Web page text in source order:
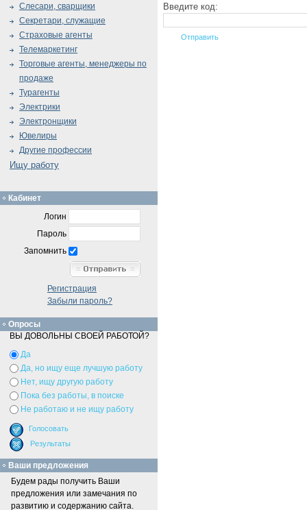
Введите код:
Слесари, сварщики
Секретари, служащие
Страховые агенты
Телемаркетинг
Торговые агенты, менеджеры по
продаже
Турагенты
Электрики
Электронщики
Ювелиры
Другие профессии
Ищу работу
Кабинет
Логин
Пароль
Запомнить
Регистрация
Забыли пароль?
Опросы
ВЫ ДОВОЛЬНЫ СВОЕЙ РАБОТОЙ?
Да
Да, но ищу еще лучшую работу
Нет, ищу другую работу
Пока без работы, в поиске
Не работаю и не ищу работу
Ваши предложения
Будем рады получить Ваши
предложения или замечания по
развитию и содержанию сайта.